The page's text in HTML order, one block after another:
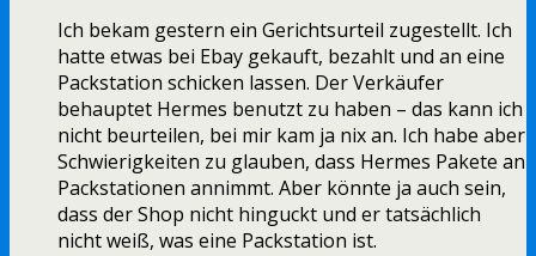
Ich bekam gestern ein Gerichtsurteil zugestellt. Ich
hatte etwas bei Ebay gekauft, bezahlt und an eine
Packstation schicken lassen. Der Verkäufer
behauptet Hermes benutzt zu haben – das kann ich
nicht beurteilen, bei mir kam ja nix an. Ich habe aber
Schwierigkeiten zu glauben, dass Hermes Pakete an
Packstationen annimmt. Aber könnte ja auch sein,
dass der Shop nicht hinguckt und er tatsächlich
nicht weiß, was eine Packstation ist.